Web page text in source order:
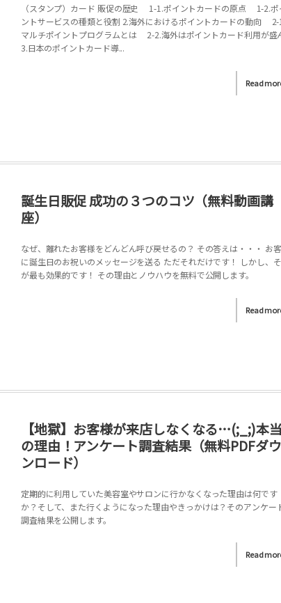
（スタンプ）カード 販促の歴史 1-1.ポイントカードの原点 1-2.ポ
ントサービスの種類と役割 2.海外におけるポイントカードの動向 2-
マルチポイントプログラムとは 2-2.海外はポイントカード利用が盛
3.日本のポイントカード導...
Read
誕生日販促 成功の３つのコツ（無料動画講
座）
なぜ、離れたお客様をどんどん呼び戻せるの？ その答えは・・・ お
に誕生日のお祝いのメッセージを送る ただそれだけです！ しかし、
が最も効果的です！ その理由とノウハウを無料で公開します。
Read
【地獄】お客様が来店しなくなる…(;_;)本当
の理由！アンケート調査結果（無料PDFダウ
ンロード）
定期的に利用していた美容室やサロンに行かなくなった理由は何です
か？そして、また行くようになった理由やきっかけは？そのアンケー
調査結果を公開します。
Read